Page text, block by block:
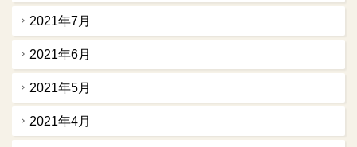
2021年7月
2021年6月
2021年5月
2021年4月